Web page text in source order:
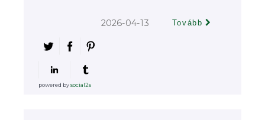
2026-04-13 Tovább
powered bysocial2s